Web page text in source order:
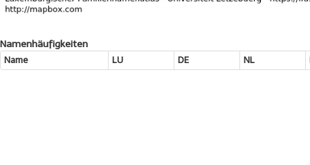
Namenhäufigkeiten
Name LU DE NL